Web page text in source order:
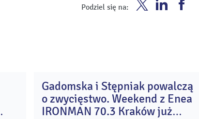
Podziel się na:
31
lip
Gadomska i Stępniak powalczą
o zwycięstwo. Weekend z Enea
IRONMAN 70.3 Kraków już